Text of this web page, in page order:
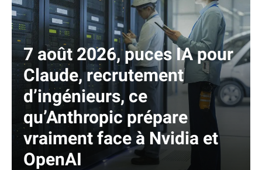
7 août 2026, puces IA pour
Claude, recrutement
d’ingénieurs, ce
qu’Anthropic prépare
vraiment face à Nvidia et
OpenAI